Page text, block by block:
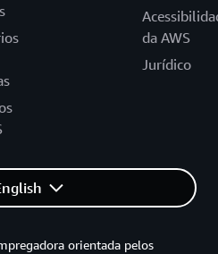
da AWS
Jurídico
orientada pelos